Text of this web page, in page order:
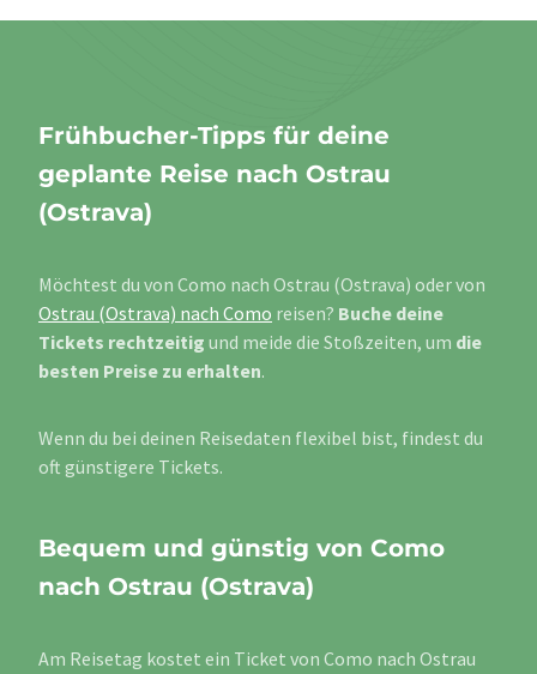
Frühbucher-Tipps für deine
geplante Reise nach Ostrau
(Ostrava)
Möchtest du von Como nach Ostrau (Ostrava) oder von
Ostrau (Ostrava) nach Como reisen? Buche deine
Tickets rechtzeitig und meide die Stoßzeiten, um die
besten Preise zu erhalten.
Wenn du bei deinen Reisedaten flexibel bist, findest du
oft günstigere Tickets.
Bequem und günstig von Como
nach Ostrau (Ostrava)
Am Reisetag kostet ein Ticket von Como nach Ostrau